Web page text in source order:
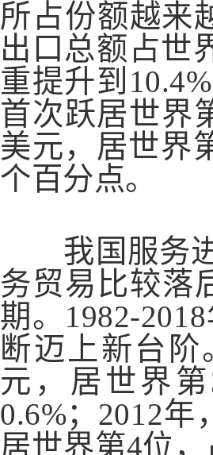
所占份额越来
出口总额占世
重提升到 10.4%
首次跃居世界
美元，居世界
个百分点。
我国服务进
务贸易比较落
期。 1982-2018
断迈上新台阶
元，居世界第
0.6%； 2012年
居世界第4位